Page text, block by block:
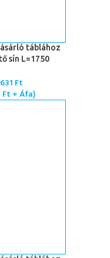
táblához
sín L=1750
Ft
Ft + Áfa)